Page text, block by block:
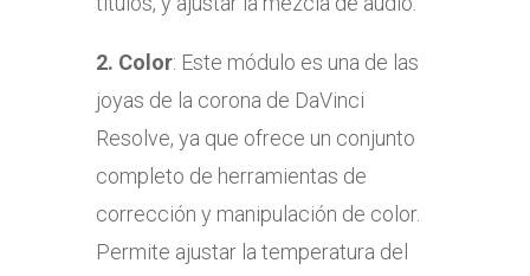
2. Color: Este módulo es una de las
joyas de la corona de DaVinci
Resolve, ya que ofrece un conjunto
completo de herramientas de
corrección y manipulación de color.
Permite ajustar la temperatura del